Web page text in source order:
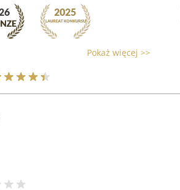
Pokaż więcej >>